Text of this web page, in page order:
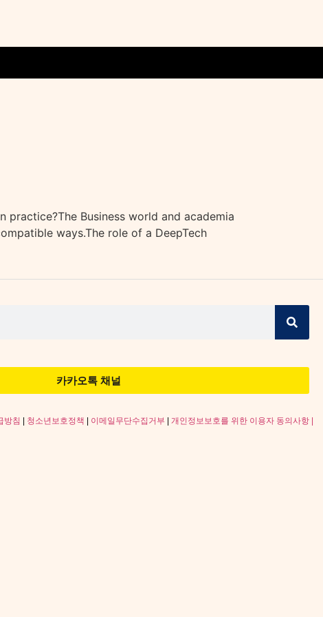
practice?The Business world and academia
ways.The role of a DeepTech
카카오톡 채널
방침 청소년보호정책 이메일무단수집거부
개인정보보호를 위한 이용자 동의사항 |